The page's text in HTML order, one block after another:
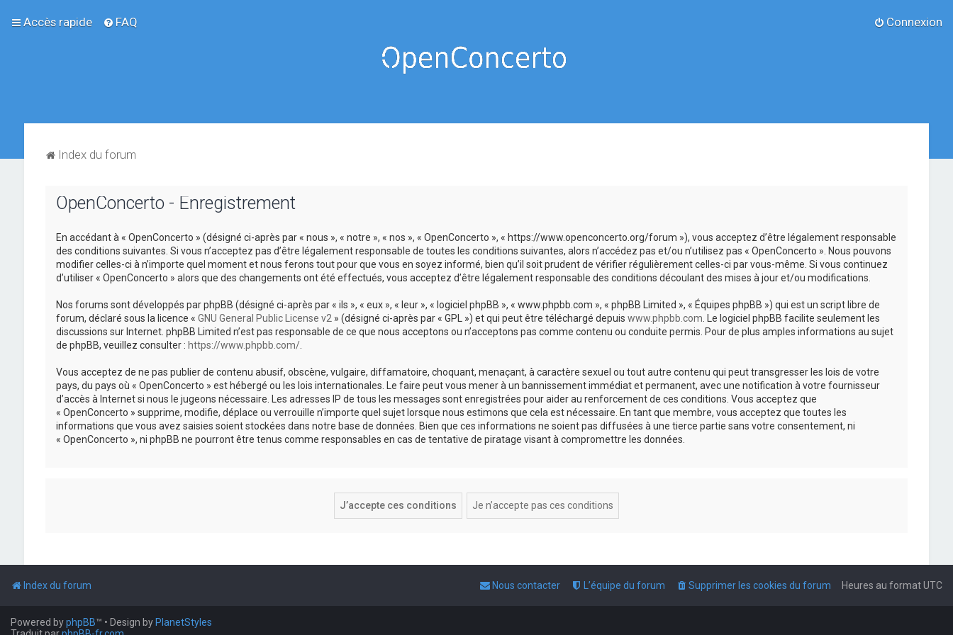
Accès rapide FAQ Connexion
Index du forum
OpenConcerto - Enregistrement
En accédant à « OpenConcerto » (désigné ci-après par « nous », « notre », « nos », « OpenConcerto », « https://www.openconcerto.org/forum »), vous acceptez d’être légalement responsable
des conditions suivantes. Si vous n’acceptez pas d’être légalement responsable de toutes les conditions suivantes, alors n’accédez pas et/ou n’utilisez pas « OpenConcerto ». Nous pouvons
modifier celles-ci à n’importe quel moment et nous ferons tout pour que vous en soyez informé, bien qu’il soit prudent de vérifier régulièrement celles-ci par vous-même. Si vous continuez
d’utiliser « OpenConcerto » alors que des changements ont été effectués, vous acceptez d’être légalement responsable des conditions découlant des mises à jour et/ou modifications.
Nos forums sont développés par phpBB (désigné ci-après par « ils », « eux », « leur », « logiciel phpBB », « www.phpbb.com », « phpBB Limited », « Équipes phpBB ») qui est un script libre de
forum, déclaré sous la licence « GNU General Public License v2 » (désigné ci-après par « GPL ») et qui peut être téléchargé depuis www.phpbb.com . Le logiciel phpBB facilite seulement les
discussions sur Internet. phpBB Limited n’est pas responsable de ce que nous acceptons ou n’acceptons pas comme contenu ou conduite permis. Pour de plus amples informations au sujet
de phpBB, veuillez consulter : https://www.phpbb.com/.
Vous acceptez de ne pas publier de contenu abusif, obscène, vulgaire, diffamatoire, choquant, menaçant, à caractère sexuel ou tout autre contenu qui peut transgresser les lois de votre
pays, du pays où « OpenConcerto » est hébergé ou les lois internationales. Le faire peut vous mener à un bannissement immédiat et permanent, avec une notification à votre fournisseur
d’accès à Internet si nous le jugeons nécessaire. Les adresses IP de tous les messages sont enregistrées pour aider au renforcement de ces conditions. Vous acceptez que
« OpenConcerto » supprime, modifie, déplace ou verrouille n’importe quel sujet lorsque nous estimons que cela est nécessaire. En tant que membre, vous acceptez que toutes les
informations que vous avez saisies soient stockées dans notre base de données. Bien que ces informations ne soient pas diffusées à une tierce partie sans votre consentement, ni
« OpenConcerto », ni phpBB ne pourront être tenus comme responsables en cas de tentative de piratage visant à compromettre les données.
Index du forum Heures au formatUTC
Supprimer les cookies du forum
L’équipe du forum
Nous contacter
Powered byphpBB™ • Design by PlanetStyles